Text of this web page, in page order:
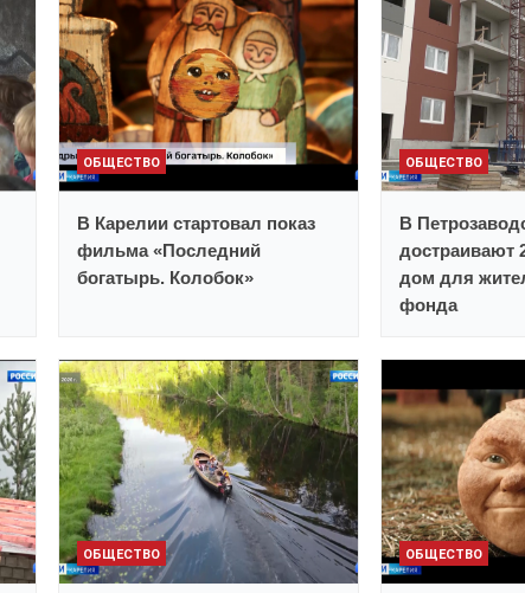
ОБЩЕСТВО
В Карелии стартовал показ
фильма «Последний
богатырь. Колобок»
ОБЩЕСТВО
В
достраивают
дом для
фонда
ОБЩЕСТВО ОБЩЕСТВО